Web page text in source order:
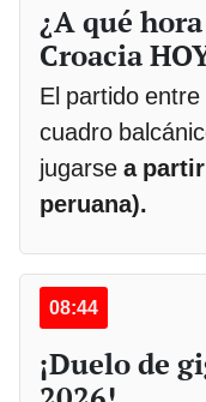
¿A qué
Croacia
El partido
cuadro
jugarse a
peruana).
08:44
¡Duelo de